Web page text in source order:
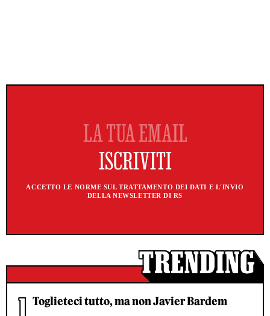
ACCETTO LE NORME SUL TRATTAMENTO DEI DATI E L'INVIO
DELLA NEWSLETTER DI RS
Toglieteci tutto, ma non Javier Bardem